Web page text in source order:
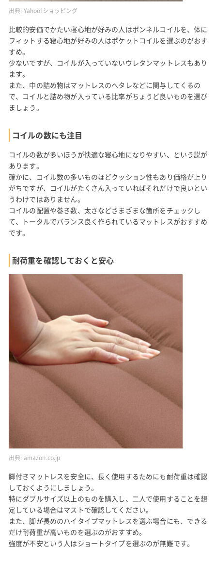
出典: Yahoo!ショッピング
比較的安価でかたい寝心地が好みの人はボンネルコイルを、体に
フィットする寝心地が好みの人はポケットコイルを選ぶのがおす
すめ。
少ないですが、コイルが入っていないウレタンマットレスもあり
ます。
また、中の詰め物はマットレスのヘタレなどに関与してくるの
で、コイルと詰め物が入っている比率がちょうど良いものを選び
ましょう。
コイルの数にも注目
コイルの数が多いほうが快適な寝心地になりやすい、という説が
あります。
確かに、コイル数の多いものほどクッション性もあり価格が上り
がちですが、コイルがたくさん入っていればそれだけで良いとい
うわけではありません。
コイルの配置や巻き数、太さなどさまざまな箇所をチェックし
て、トータルでバランス良く作られているマットレスがおすすめ
です。
耐荷重を確認しておくと安心
出典: amazon.co.jp
脚付きマットレスを安全に、長く使用するためにも耐荷重は確認
しておくようにしましょう。
特にダブルサイズ以上のものを購入し、二人で使用することを想
定している場合はマストで確認してください。
また、脚が長めのハイタイプマットレスを選ぶ場合にも、できる
だけ耐荷重が高いものを選ぶのがおすすめ。
強度が不安という人はショートタイプを選ぶのが無難です。